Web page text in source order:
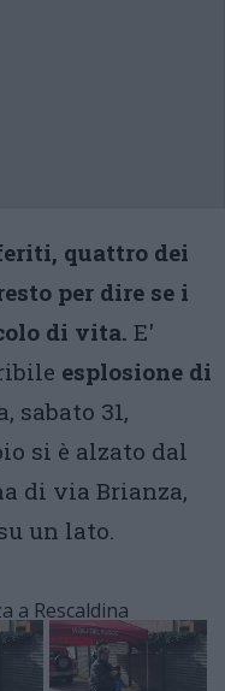
quattro dei
per dire se i
di vita. E'
esplosione di
sabato 31,
si è alzato dal
di via Brianza,
un lato.
a Rescaldina